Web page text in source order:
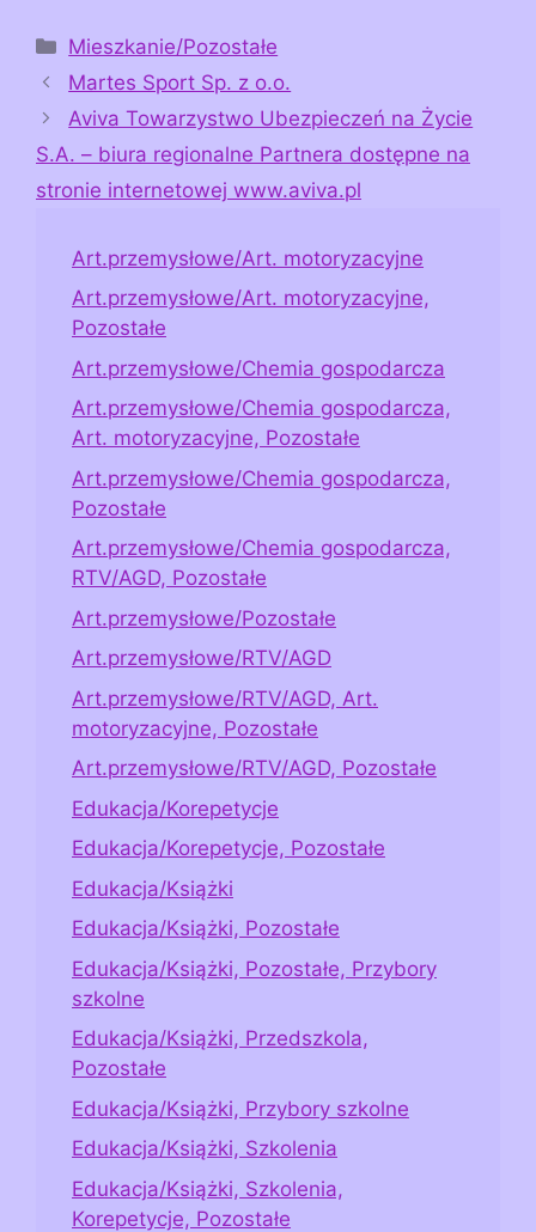
Kategorie
Mieszkanie/Pozostałe
Martes Sport Sp. z o.o.
Aviva Towarzystwo Ubezpieczeń na Życie
S.A. – biura regionalne Partnera dostępne na
stronie internetowej www.aviva.pl
Art.przemysłowe/Art. motoryzacyjne
Art.przemysłowe/Art. motoryzacyjne,
Pozostałe
Art.przemysłowe/Chemia gospodarcza
Art.przemysłowe/Chemia gospodarcza,
Art. motoryzacyjne, Pozostałe
Art.przemysłowe/Chemia gospodarcza,
Pozostałe
Art.przemysłowe/Chemia gospodarcza,
RTV/AGD, Pozostałe
Art.przemysłowe/Pozostałe
Art.przemysłowe/RTV/AGD
Art.przemysłowe/RTV/AGD, Art.
motoryzacyjne, Pozostałe
Art.przemysłowe/RTV/AGD, Pozostałe
Edukacja/Korepetycje
Edukacja/Korepetycje, Pozostałe
Edukacja/Książki
Edukacja/Książki, Pozostałe
Edukacja/Książki, Pozostałe, Przybory
szkolne
Edukacja/Książki, Przedszkola,
Pozostałe
Edukacja/Książki, Przybory szkolne
Edukacja/Książki, Szkolenia
Edukacja/Książki, Szkolenia,
Korepetycje, Pozostałe